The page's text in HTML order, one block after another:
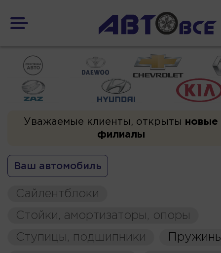
Уважаемые клиенты, открыты новые
филиалы
Ваш автомобиль
Сайлентблоки
Стойки, амортизаторы, опоры
Ступицы, подшипники